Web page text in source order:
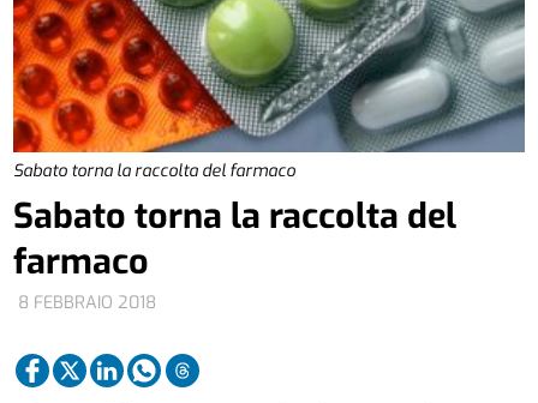
Sabato torna la raccolta del farmaco
8 FEBBRAIO 2018
Sabato torna la raccolta del
farmaco